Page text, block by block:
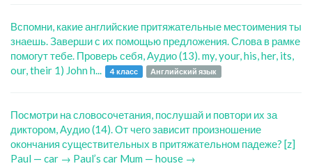
Вспомни, какие английские притяжательные местоимения ты
знаешь. Заверши с их помощью предложения. Слова в рамке
помогут тебе. Проверь себя, Аудио (13). my, your, his, her, its,
our, their 1) John h...
4 класс Английский язык
Посмотри на словосочетания, послушай и повтори их за
диктором, Аудио (14). От чего зависит произношение
окончания существительных в притяжательном падеже? [z]
Paul — car → Paul’s car Mum — house →